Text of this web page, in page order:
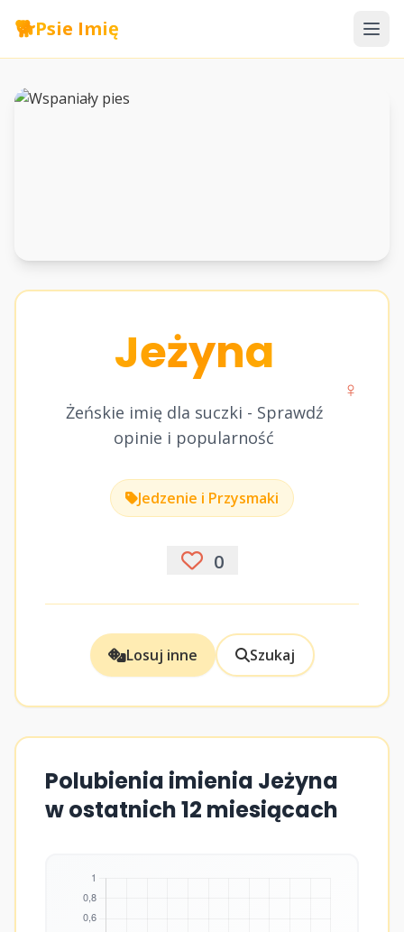
🐕Psie Imię
Jeżyna
Żeńskie imię dla suczki - Sprawdź
opinie i popularność
♀
Jedzenie i Przysmaki
0
Losuj inne Szukaj
Polubienia imienia Jeżyna
w ostatnich 12 miesiącach